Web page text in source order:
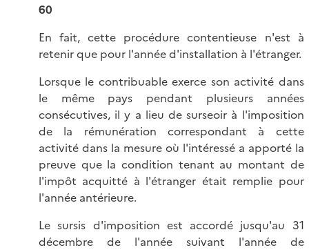
60
En fait, cette procédure contentieuse n'est à
retenir que pour l'année d'installation à l'étranger.
Lorsque le contribuable exerce son activité dans
le même pays pendant plusieurs années
consécutives, il y a lieu de surseoir à l'imposition
de la rémunération correspondant à cette
activité dans la mesure où l'intéressé a apporté la
preuve que la condition tenant au montant de
l'impôt acquitté à l'étranger était remplie pour
l'année antérieure.
Le sursis d'imposition est accordé jusqu'au 31
décembre de l'année suivant l'année de